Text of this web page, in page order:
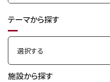
テーマから探す
施設から探す